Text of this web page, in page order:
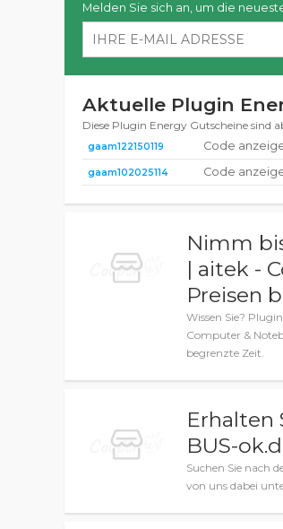
Melden Sie sich an, um die
Aktuelle Plugin
Diese Plugin Energy Gutscheine sind
gaam122150119 Code
gaam102025114 Code
Nimm
| aitek -
Preisen
Wissen Sie?
Computer &
begrenzte Zeit.
Erhalten
BUS-
Suchen Sie nach
von uns dabei